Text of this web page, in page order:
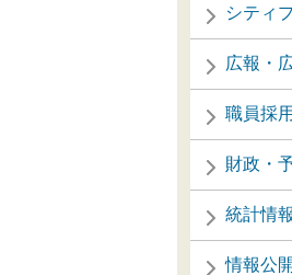
シティ
広報・
職員採
財政・
統計情報
情報公開